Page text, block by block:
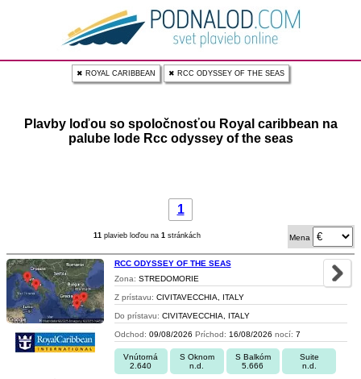
✖ ROYAL CARIBBEAN ✖ RCC ODYSSEY OF THE SEAS
Plavby loďou so spoločnosťou Royal caribbean na
palube lode Rcc odyssey of the seas
1
11 plavieb loďou na 1 stránkách Mena
RCC ODYSSEY OF THE SEAS
Zona: STREDOMORIE
Z prístavu: CIVITAVECCHIA, ITALY
Do prístavu: CIVITAVECCHIA, ITALY
Odchod: 09/08/2026 Príchod: 16/08/2026 nocí: 7
Vnútorná
2.640
S Oknom
n.d.
S Balkóm
5.666
Suite
n.d.